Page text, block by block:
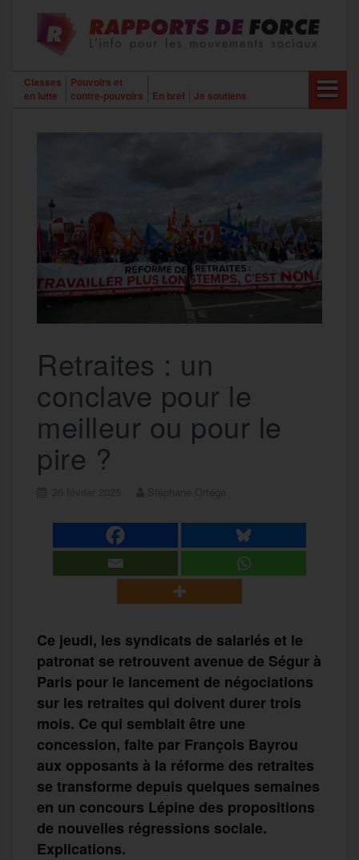
contenu
Classes
en lutte
Pouvoirs et
contre-pouvoirs
En bref Je soutiens
Retraites : un
conclave pour le
meilleur ou pour le
pire ?
Ce jeudi, les syndicats de salariés et le
patronat se retrouvent avenue de Ségur à
Paris pour le lancement de négociations
sur les retraites qui doivent durer trois
mois. Ce qui semblait être une
concession, faite par François Bayrou
aux opposants à la réforme des retraites
se transforme depuis quelques semaines
en un concours Lépine des propositions
de nouvelles régressions sociale.
Explications.